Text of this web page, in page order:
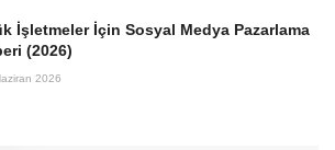
İşletmeler İçin Sosyal Medya Pazarlama
(2026)
2026